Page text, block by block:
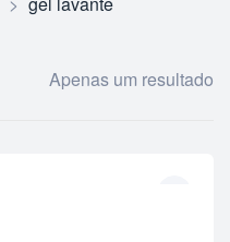
Apenas um resultado